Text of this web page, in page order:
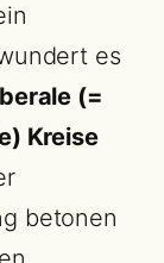
es
(=
Kreise
betonen